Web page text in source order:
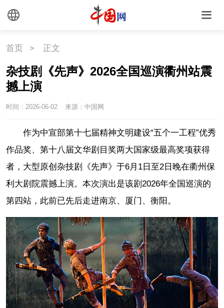
首页 > 正文
杂技剧《先声》2026全国巡演衢州站震
撼上演
时间：2026-06-02 来源：中国网
作为中宣部第十七届精神文明建设“五个一工程”优秀
作品奖、第十八届文华剧目奖两大国家级最高奖项获得
者，大型原创杂技剧《先声》于6月1日至2日晚在衢州保
利大剧院震撼上演。本次演出是该剧2026年全国巡演的
第四站，此前已先后走进南京、厦门、衡阳。